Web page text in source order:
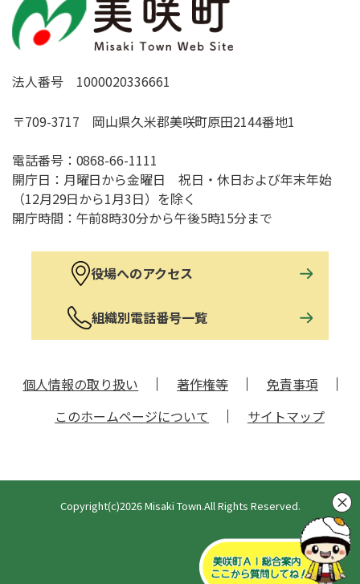
法人番号 1000020336661
〒709-3717 岡山県久米郡美咲町原田2144番地1
電話番号： 0868-66-1111
開庁日：月曜日から金曜日 祝日・休日および年末年始
（12月29日から1月3日）を除く
開庁時間：午前8時30分から午後5時15分まで
役場へのアクセス
組織別電話番号一覧
個人情報の取り扱い 著作権等
免責事項
このホームページについて
サイトマップ
Copyright(c)2026 Misaki Town.All Rights Reserved.